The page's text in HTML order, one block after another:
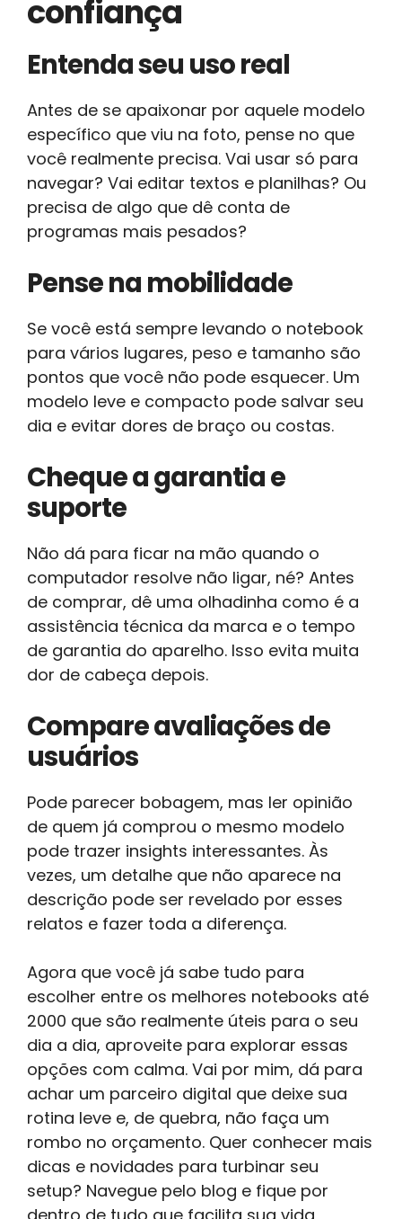
confiança
Entenda seu uso real
Antes de se apaixonar por aquele modelo
específico que viu na foto, pense no que
você realmente precisa. Vai usar só para
navegar? Vai editar textos e planilhas? Ou
precisa de algo que dê conta de
programas mais pesados?
Pense na mobilidade
Se você está sempre levando o notebook
para vários lugares, peso e tamanho são
pontos que você não pode esquecer. Um
modelo leve e compacto pode salvar seu
dia e evitar dores de braço ou costas.
Cheque a garantia e
suporte
Não dá para ficar na mão quando o
computador resolve não ligar, né? Antes
de comprar, dê uma olhadinha como é a
assistência técnica da marca e o tempo
de garantia do aparelho. Isso evita muita
dor de cabeça depois.
Compare avaliações de
usuários
Pode parecer bobagem, mas ler opinião
de quem já comprou o mesmo modelo
pode trazer insights interessantes. Às
vezes, um detalhe que não aparece na
descrição pode ser revelado por esses
relatos e fazer toda a diferença.
Agora que você já sabe tudo para
escolher entre os melhores notebooks até
2000 que são realmente úteis para o seu
dia a dia, aproveite para explorar essas
opções com calma. Vai por mim, dá para
achar um parceiro digital que deixe sua
rotina leve e, de quebra, não faça um
rombo no orçamento. Quer conhecer mais
dicas e novidades para turbinar seu
setup? Navegue pelo blog e fique por